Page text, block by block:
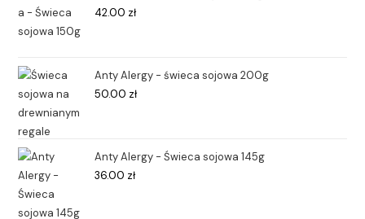
42.00 zł
Anty Alergy - świeca sojowa 200g
50.00 zł
Anty Alergy - Świeca sojowa 145g
36.00 zł